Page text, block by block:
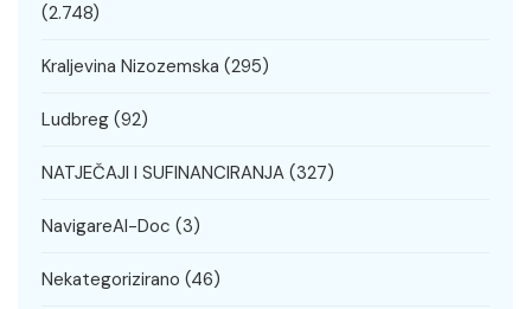
(2.748)
Kraljevina Nizozemska (295)
Ludbreg (92)
NATJEČAJI I SUFINANCIRANJA (327)
NavigareAI-Doc (3)
Nekategorizirano (46)